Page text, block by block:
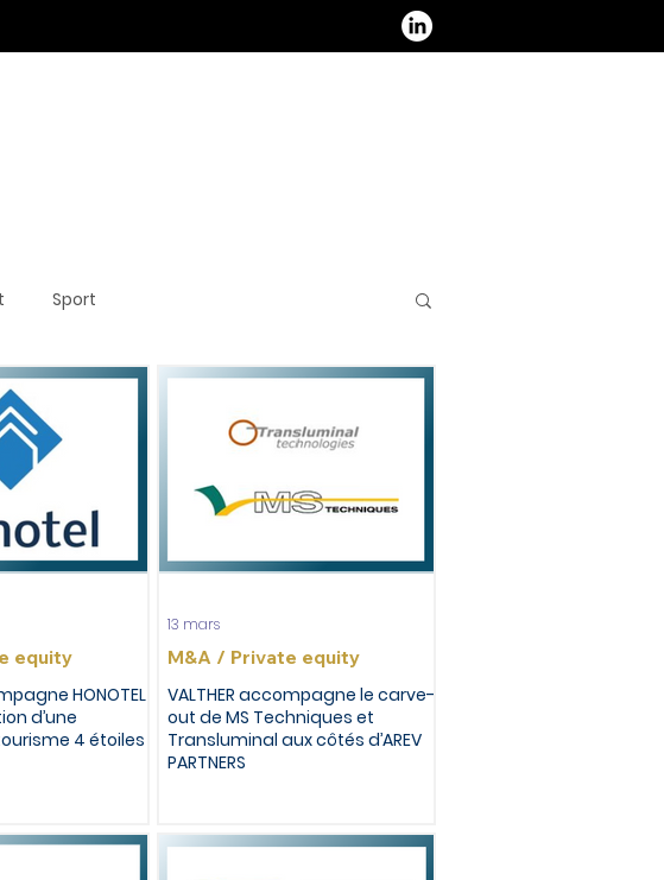
Sport
HONOTEL
d’une
4 étoiles
equity
VALTHER accompagne le carve-
out de MS Techniques et
Transluminal aux côtés d’AREV
PARTNERS
M&A / Private equity
13 mars